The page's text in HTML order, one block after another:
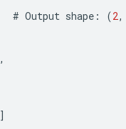
# Output shape : (2,
,